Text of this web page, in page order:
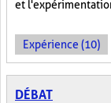
et
Expérience (10)
DÉBAT